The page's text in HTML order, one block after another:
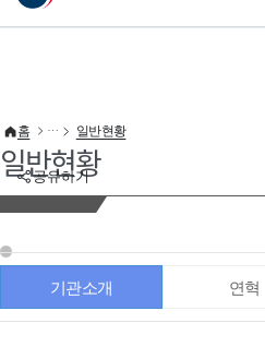
이 누리집은 대한민국 공식 전자정부 누리집입니다.
공유하기
홈 일반현황
일반현황
기관소개 연혁